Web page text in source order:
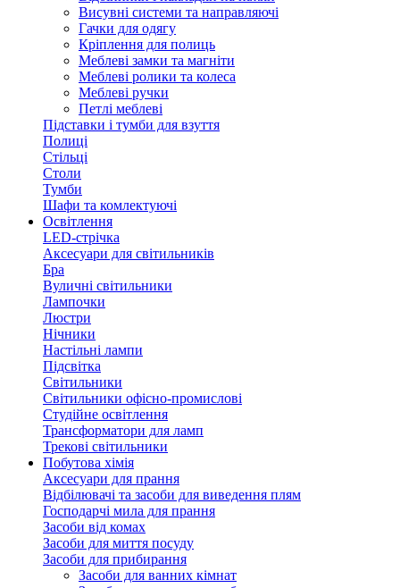
Висувні системи та направляючі
Гачки для одягу
Кріплення для полиць
Меблеві замки та магніти
Меблеві ролики та колеса
Меблеві ручки
Петлі меблеві
Підставки і тумби для взуття
Полиці
Стільці
Столи
Тумби
Шафи та комлектуючі
Освітлення
LED-стрічка
Аксесуари для світильників
Бра
Вуличні світильники
Лампочки
Люстри
Нічники
Настільні лампи
Підсвітка
Світильники
Світильники офісно-промислові
Студійне освітлення
Трансформатори для ламп
Трекові світильники
Побутова хімія
Аксесуари для прання
Відбілювачі та засоби для виведення плям
Господарчі мила для прання
Засоби від комах
Засоби для миття посуду
Засоби для прибирання
Засоби для ванних кімнат